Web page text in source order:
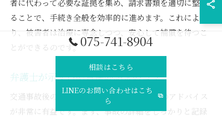
者に代わって必要な証拠を集め、請求書類を適切に整え
ることで、手続き全般を効率的に進めます。これによ
り、被害者は治療に専念しつつ、安心して補償を待つこ
とができるのです。
弁護士が示す自賠責保険請求のコツ
交通事故後の自賠責保険請求では、弁護士のアドバイス
が非常に有益です。まず、事故の詳細をしっかりと記録
075-741-8904
相談はこちら
LINEのお問い合わせはこち
ら